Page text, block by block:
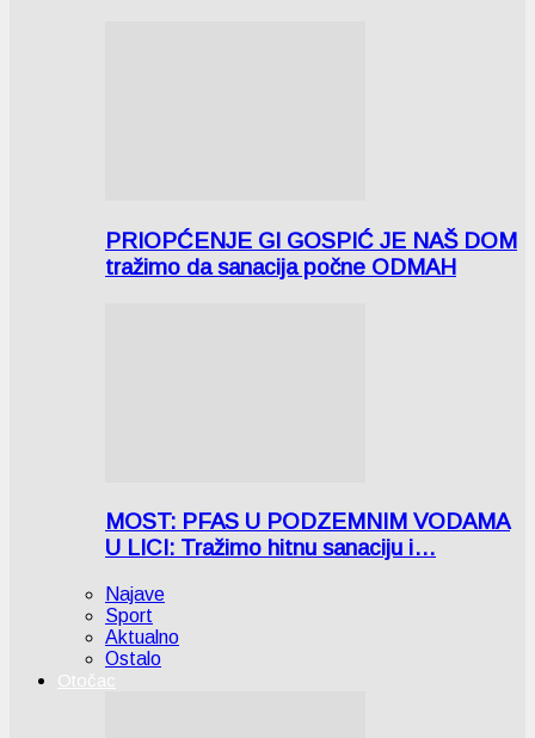
PRIOPĆENJE GI GOSPIĆ JE NAŠ DOM
tražimo da sanacija počne ODMAH
MOST: PFAS U PODZEMNIM VODAMA
U LICI: Tražimo hitnu sanaciju i…
Najave
Sport
Aktualno
Ostalo
Otočac